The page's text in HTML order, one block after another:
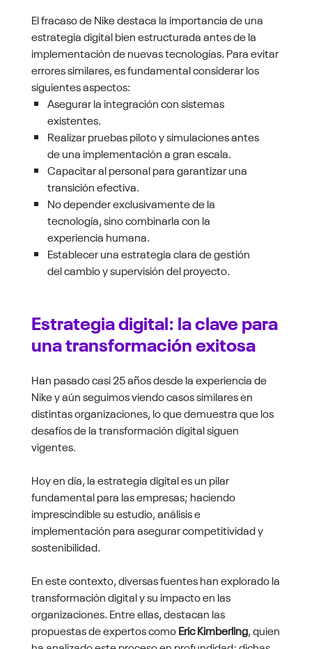
El fracaso de Nike destaca la importancia de una
estrategia digital bien estructurada antes de la
implementación de nuevas tecnologías. Para evitar
errores similares, es fundamental considerar los
siguientes aspectos:
Asegurar la integración con sistemas
existentes.
Realizar pruebas piloto y simulaciones antes
de una implementación a gran escala.
Capacitar al personal para garantizar una
transición efectiva.
No depender exclusivamente de la
tecnología, sino combinarla con la
experiencia humana.
Establecer una estrategia clara de gestión
del cambio y supervisión del proyecto.
Estrategia digital: la clave para
una transformación exitosa
Han pasado casi 25 años desde la experiencia de
Nike y aún seguimos viendo casos similares en
distintas organizaciones, lo que demuestra que los
desafíos de la transformación digital siguen
vigentes.
Hoy en día, la estrategia digital es un pilar
fundamental para las empresas; haciendo
imprescindible su estudio, análisis e
implementación para asegurar competitividad y
sostenibilidad.
En este contexto, diversas fuentes han explorado la
transformación digital y su impacto en las
organizaciones. Entre ellas, destacan las
propuestas de expertos comoEric Kimberling, quien